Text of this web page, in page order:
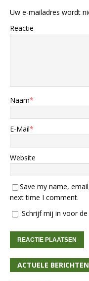
Uw e-mailadres wordt
Reactie
Naam*
E-Mail*
Website
Save my name,
next time I comment.
Schrijf mij in voor
ACTUELE BERICHTEN